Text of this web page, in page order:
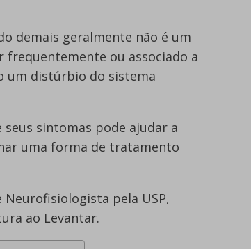
demais geralmente não é um
frequentemente ou associado a
um distúrbio do sistema
sintomas pode ajudar a
uma forma de tratamento
pela USP,
ao Levantar.